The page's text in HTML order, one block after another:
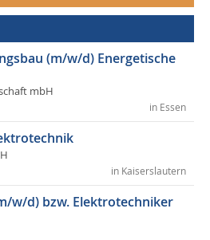
(m/w/d) Energetische
mbH
in Essen
in Kaiserslautern
w/d) bzw. Elektrotechniker